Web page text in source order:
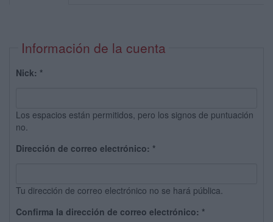
Información de la cuenta
Nick: *
Los espacios están permitidos, pero los signos de puntuación
no.
Dirección de correo electrónico: *
Tu dirección de correo electrónico no se hará pública.
Confirma la dirección de correo electrónico: *